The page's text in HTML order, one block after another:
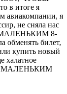
итоге я
авиакомпании, я
не сняла нас
МАЛЕНЬКИМ 8-
билет,
купить новый
халатное
с МАЛЕНЬКИМ